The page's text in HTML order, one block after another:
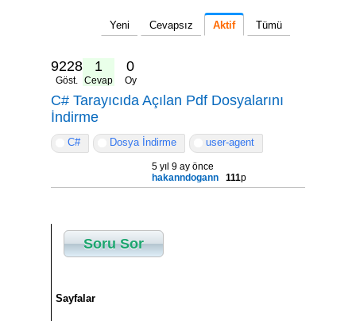
Yeni Cevapsız Aktif Tümü
9228
Göst.
1
Cevap
0
Oy
C# Tarayıcıda Açılan Pdf Dosyalarını
İndirme
C# Dosya İndirme user-agent
5 yıl 9 ay önce
hakanndogann
111p
Soru Sor
Sayfalar